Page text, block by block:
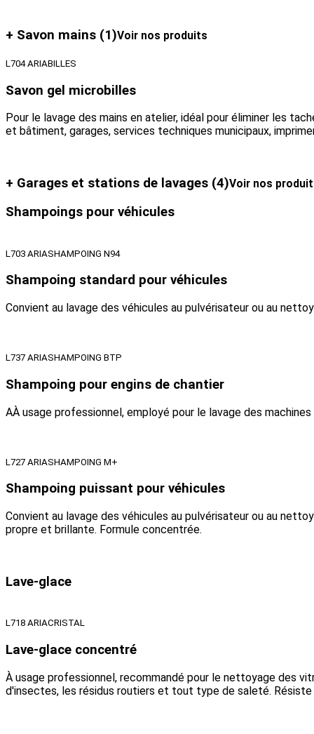
+ Savon mains (1)Voir nos produits
L704 ARIABILLES
Savon gel microbilles
Pour le lavage des mains en atelier, idéal pour éliminer les
et bâtiment, garages, services techniques municipaux,
+ Garages et stations de lavages (4)Voir nos
Shampoings pour véhicules
L703 ARIASHAMPOING N94
Shampoing standard pour véhicules
Convient au lavage des véhicules au pulvérisateur ou au
L737 ARIASHAMPOING BTP
Shampoing pour engins de chantier
AÀ usage professionnel, employé pour le lavage des
L727 ARIASHAMPOING M+
Shampoing puissant pour véhicules
Convient au lavage des véhicules au pulvérisateur ou au
propre et brillante. Formule concentrée.
Lave-glace
L718 ARIACRISTAL
Lave-glace concentré
À usage professionnel, recommandé pour le nettoyage des
d'insectes, les résidus routiers et tout type de saleté. Résiste